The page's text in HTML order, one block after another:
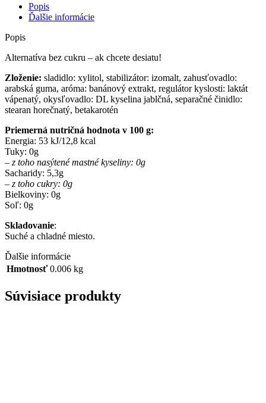
BANÁNOVÁ
PRÍCHUŤ
6G
Popis
Ďalšie informácie
Popis
Alternatíva bez cukru – ak chcete desiatu!
Zloženie: sladidlo: xylitol, stabilizátor: izomalt, zahusťovadlo:
arabská guma, aróma: banánový extrakt, regulátor kyslosti: laktát
vápenatý, okysľovadlo: DL kyselina jablčná, separačné činidlo:
stearan horečnatý, betakarotén
Priemerná nutričná hodnota v 100 g:
Energia: 53 kJ/12,8 kcal
Tuky: 0g
– z toho nasýtené mastné kyseliny: 0g
Sacharidy: 5,3g
– z toho cukry: 0g
Bielkoviny: 0g
Soľ: 0g
Skladovanie:
Suché a chladné miesto.
Ďalšie informácie
Hmotnosť 0.006 kg
Súvisiace produkty